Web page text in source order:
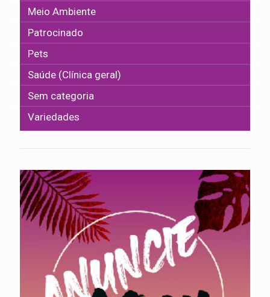
Meio Ambiente
Patrocinado
Pets
Saúde (Clínica geral)
Sem categoria
Variedades